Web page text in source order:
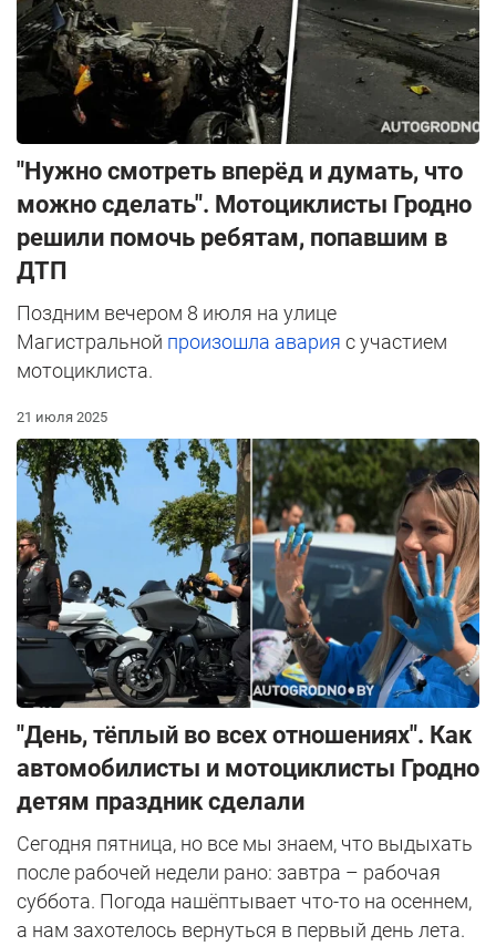
"Нужно смотреть вперёд и думать, что
можно сделать". Мотоциклисты Гродно
решили помочь ребятам, попавшим в
ДТП
Поздним вечером 8 июля на улице
Магистральной произошла авария с участием
мотоциклиста.
21 июля 2025
"День, тёплый во всех отношениях". Как
автомобилисты и мотоциклисты Гродно
детям праздник сделали
Сегодня пятница, но все мы знаем, что выдыхать
после рабочей недели рано: завтра – рабочая
суббота. Погода нашёптывает что-то на осеннем,
а нам захотелось вернуться в первый день лета.